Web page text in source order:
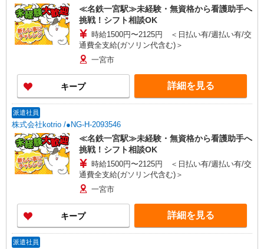
≪名鉄一宮駅≫未経験・無資格から看護助手へ
挑戦！シフト相談OK
時給1500円〜2125円 ＜日払い有/週払い有/交
通費全支給(ガソリン代含む)＞
一宮市
キープ 詳細を見る
派遣社員
株式会社kotrio /●NG-H-2093546
≪名鉄一宮駅≫未経験・無資格から看護助手へ
挑戦！シフト相談OK
時給1500円〜2125円 ＜日払い有/週払い有/交
通費全支給(ガソリン代含む)＞
一宮市
キープ 詳細を見る
派遣社員